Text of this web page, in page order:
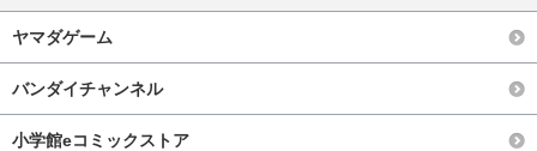
ヤマダゲーム
バンダイチャンネル
小学館eコミックストア